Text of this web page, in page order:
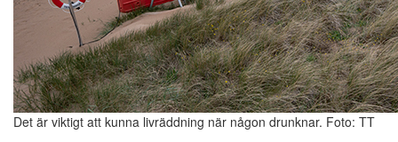
Det är viktigt att kunna livräddning när någon drunknar. Foto: TT